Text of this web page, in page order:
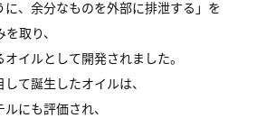
に、余分なものを外部に排泄する」を
取り、
イルとして開発されました。
て誕生したオイルは、
にも評価され、